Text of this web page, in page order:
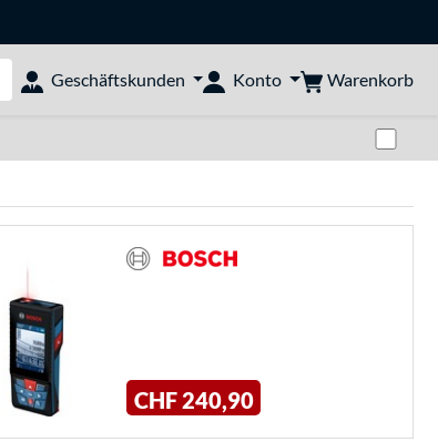
durchführen
Geschäftskunden Konto Warenkorb
CHF 240,90